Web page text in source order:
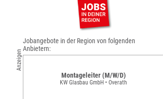
Anzeigen
Jobangebote in der Region von folgenden
Anbietern:
Montageleiter (M/W/D)
KW Glasbau GmbH • Overath